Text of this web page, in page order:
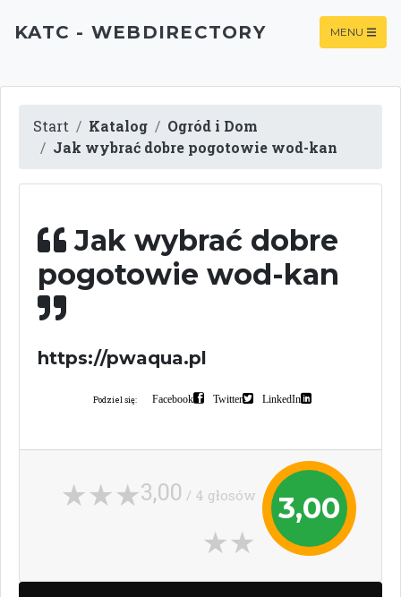
KATC - WEBDIRECTORY MENU
Start Katalog
Ogród i Dom
Jak wybrać dobre pogotowie wod-kan
Jak wybrać dobre
pogotowie wod-kan
https://pwaqua.pl
Podziel się: Facebook Twitter LinkedIn
3,00
3,00 / 4 głosów